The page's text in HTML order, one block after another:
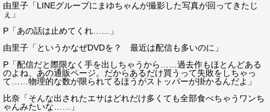
由里子「LINEグループにまゆちゃんが撮影した写真が回ってきたじ
ぇ」
P「あの話は止めてくれ……」
由里子「というかなぜDVDを？ 最近は配信も多いのに」
P「配信だと際限なく手を出しちゃうから……過去作もほとんどある
のよね、あの通販ページ。だからあるだけ買うって失敗をしちゃっ
て……物理的な数が限られてるほうがストッパーが掛かるんだよ」
比奈「そんな出されたエサはどれだけ多くても全部食べちゃうワンち
ゃんみたいな……」